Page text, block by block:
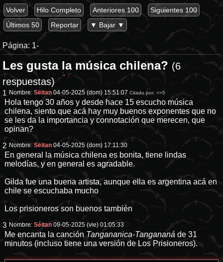
Volver Hilo Completo Anteriores 100
Siguientes 100
Últimos 50
Reportar ▼ Bajar ▼
Página: 1-
Les gusta la música chilena? (6
respuestas)
1 Nombre:Sëitan 04-05-2025 (dom) 15:51:07 Citado por:>>5
Hola tengo 30 años y desde hace 15 escucho música
chilena, siento que acá hay muy buenos exponentes que no
se les da la importancia y connotación que merecen, que
opinan?
2 Nombre:Sëitan 04-05-2025 (dom) 17:11:30
En general la música chilena es bonita, tiene lindas
melodías, y en general es agradable.
Gilda fue una buena artista, aunque ella es argentina acá en
chile se escuchaba mucho
Los prisioneros son buenos también
3 Nombre:Séitan 09-05-2025 (vie) 01:05:33
Me encanta la canciónTangananica-Tangananá de 31
minutos (incluso tiene una versión de Los Prisioneros).